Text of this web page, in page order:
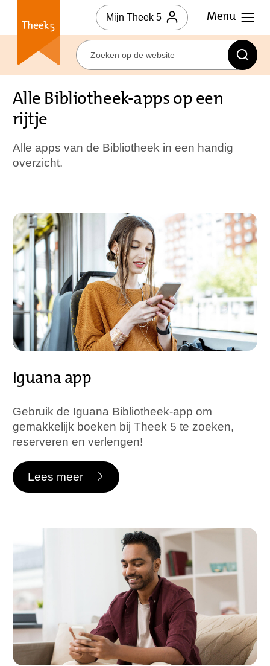
Mijn Theek 5
Alle Bibliotheek-apps op een
rijtje
Alle apps van de Bibliotheek in een handig
overzicht.
Iguana app
Gebruik de Iguana Bibliotheek-app om
gemakkelijk boeken bij Theek 5 te zoeken,
reserveren en verlengen!
Lees meer